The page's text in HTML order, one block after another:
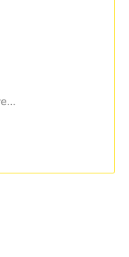
Backrooms. Bez wyjścia (wersja rozszerzona)